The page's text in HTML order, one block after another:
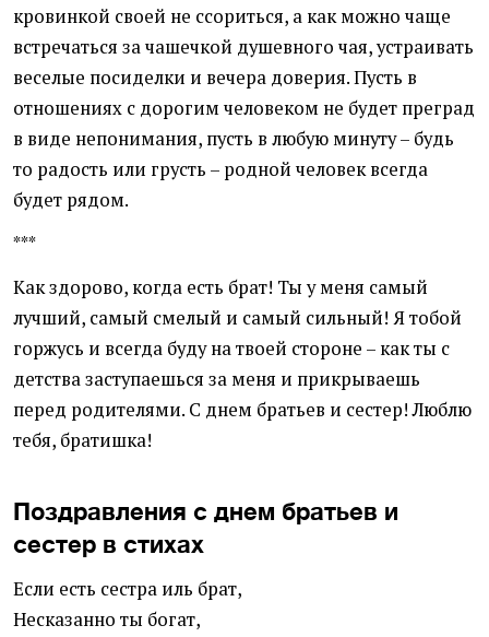
кровинкой своей не ссориться, а как можно чаще
встречаться за чашечкой душевного чая, устраивать
веселые посиделки и вечера доверия. Пусть в
отношениях с дорогим человеком не будет преград
в виде непонимания, пусть в любую минуту – будь
то радость или грусть – родной человек всегда
будет рядом.
***
Как здорово, когда есть брат! Ты у меня самый
лучший, самый смелый и самый сильный! Я тобой
горжусь и всегда буду на твоей стороне – как ты с
детства заступаешься за меня и прикрываешь
перед родителями. С днем братьев и сестер! Люблю
тебя, братишка!
Поздравления с днем братьев и
сестер в стихах
Если есть сестра иль брат,
Несказанно ты богат,